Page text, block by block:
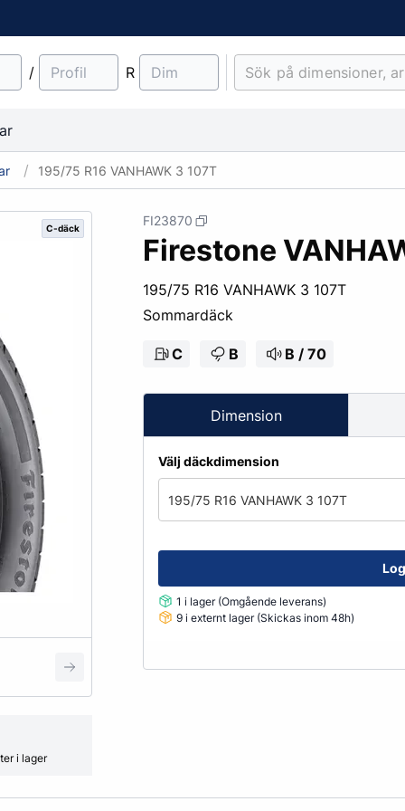
/ R
Entreprenad & Maskiner
Grönyte & Smådäck
Lastbilsfälgar
O-ringar
Demonteringskem
Fälgtillbehör
Pinnbultar
Fälgskydd
Bult & Mutter
Fälglås
Kåpor
Mutterpåsar
Spacer
Ventiler
Vikter
Smörjmedel, Kemikalier &
Alkylatbensin
195/75 R16 VANHAWK 3 107T
C-däck
i lager
FI23870
Firestone
195/75 R16 VANHAWK 3 107T
Sommardäck
C B B / 70
Dimension
Välj däckdimension
195/75 R16 VANHAWK 3 107T
1 i lager (Omgående leverans)
9 i externt lager (Skickas inom 48h)